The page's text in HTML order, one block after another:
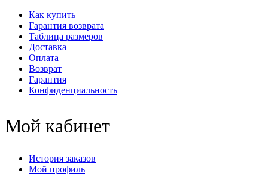
Как купить
Гарантия возврата
Таблица размеров
Доставка
Оплата
Возврат
Гарантия
Конфиденциальность
Мой кабинет
История заказов
Мой профиль